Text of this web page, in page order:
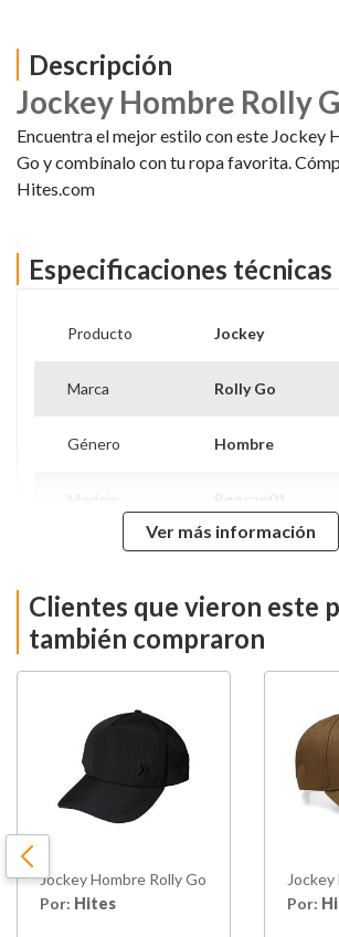
Descripción
Jockey Hombre Rolly
Encuentra el mejor estilo con este Jockey
Go y combínalo con tu ropa favorita.
Hites.com
Especificaciones técnicas
Producto Jockey
Marca Rolly Go
Género Hombre
Material Principal Fake Suede
Hecho en China
Ver más información
Clientes que vieron este
también compraron
Jockey Hombre Rolly Go
Por: Hites
Por: